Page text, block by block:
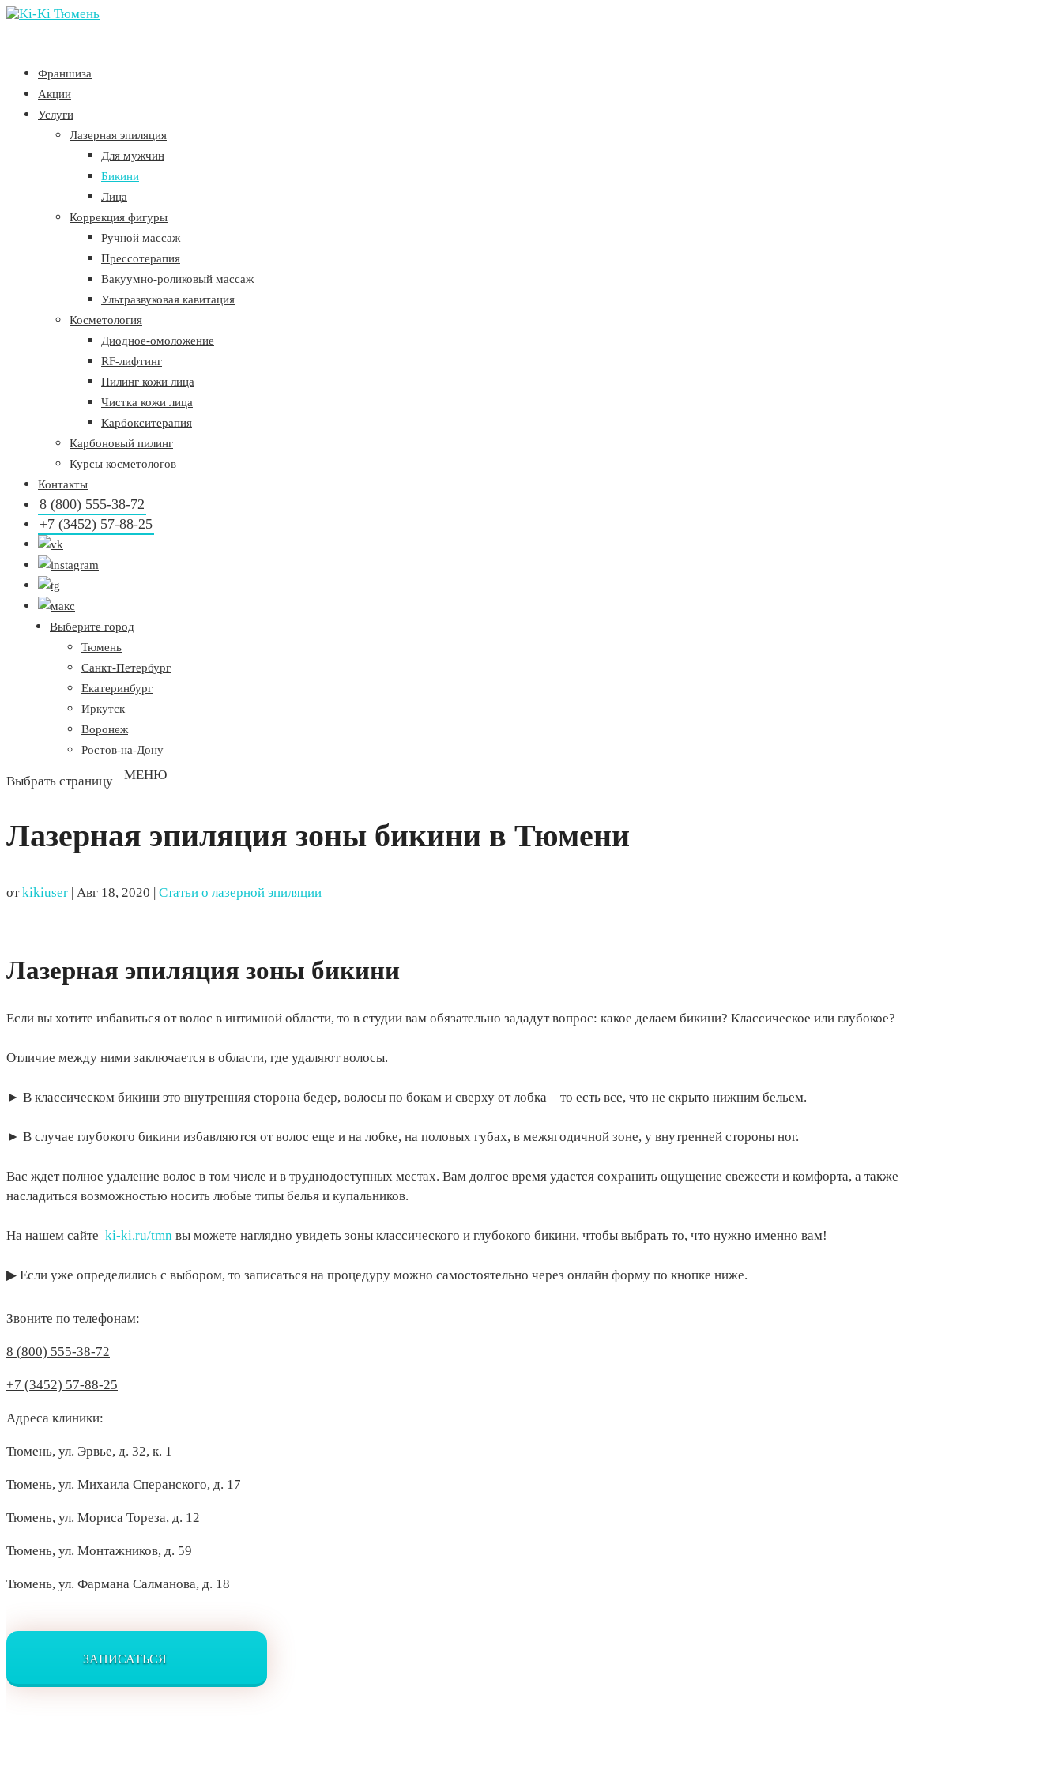
Франшиза
Акции
Услуги
Лазерная эпиляция
Для мужчин
Бикини
Лица
Коррекция фигуры
Ручной массаж
Прессотерапия
Вакуумно-роликовый массаж
Ультразвуковая кавитация
Косметология
Диодное-омоложение
RF-лифтинг
Пилинг кожи лица
Чистка кожи лица
Карбокситерапия
Карбоновый пилинг
Курсы косметологов
Контакты
8 (800) 555-38-72
+7 (3452) 57-88-25
Выберите город
Тюмень
Санкт-Петербург
Екатеринбург
Иркутск
Воронеж
Ростов-на-Дону
Выбрать страницу
Лазерная эпиляция зоны бикини в Тюмени
отkikiuser Авг 18, 2020 Статьи о лазерной эпиляции
Лазерная эпиляция зоны бикини
Если вы хотите избавиться от волос в интимной области, то в студии вам обязательно зададут вопрос: какое делаем бикини? Классическое или глубокое?
Отличие между ними заключается в области, где удаляют волосы.
► В классическом бикини это внутренняя сторона бедер, волосы по бокам и сверху от лобка – то есть все, что не скрыто нижним бельем.
► В случае глубокого бикини избавляются от волос еще и на лобке, на половых губах, в межягодичной зоне, у внутренней стороны ног.
Вас ждет полное удаление волос в том числе и в труднодоступных местах. Вам долгое время удастся сохранить ощущение свежести и комфорта, а также
насладиться возможностью носить любые типы белья и купальников.
На нашем сайте ki-ki.ru/tmn вы можете наглядно увидеть зоны классического и глубокого бикини, чтобы выбрать то, что нужно именно вам!
▶ Если уже определились с выбором, то записаться на процедуру можно самостоятельно через онлайн форму по кнопке ниже.
Звоните по телефонам:
8 (800) 555-38-72
+7 (3452) 57-88-25
Адреса клиники:
Тюмень, ул. Эрвье, д. 32, к. 1
Тюмень, ул. Михаила Сперанского, д. 17
Тюмень, ул. Мориса Тореза, д. 12
Тюмень, ул. Монтажников, д. 59
Тюмень, ул. Фармана Салманова, д. 18
ЗАПИСАТЬСЯ